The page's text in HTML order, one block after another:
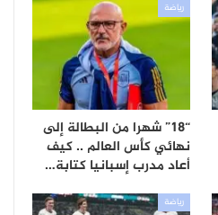
رياضة
“18” شهرا من البطالة إلى
نهائي كأس العالم .. كيف
أعاد مدرب إسبانيا كتابة…
رياضة